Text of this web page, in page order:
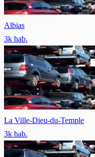
Albias
3k hab.
La Ville-Dieu-du-Temple
3k hab.